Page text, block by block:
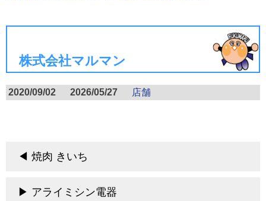
株式会社マルマン
2020/09/02 2026/05/27 店舗
焼肉 きいち
アライミシン電器